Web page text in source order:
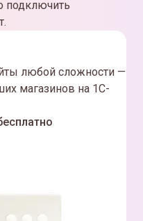
любой сложности —
магазинов на 1С-